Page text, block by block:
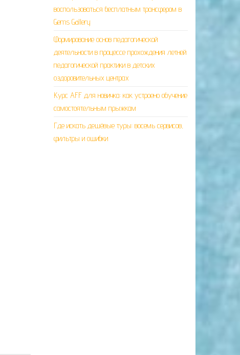
воспользоваться бесплатным трансфером в
Gems Gallery
Формирование основ педагогической
деятельности в процессе прохождения летней
педагогической практики в детских
оздоровительных центрах
Курс AFF для новичка: как устроено обучение
самостоятельным прыжкам
Где искать дешёвые туры: восемь сервисов,
фильтры и ошибки